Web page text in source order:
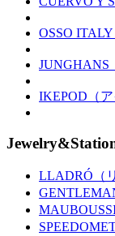
OSSO
JUNGHANS
IKEPOD（ア
LLADRÓ（